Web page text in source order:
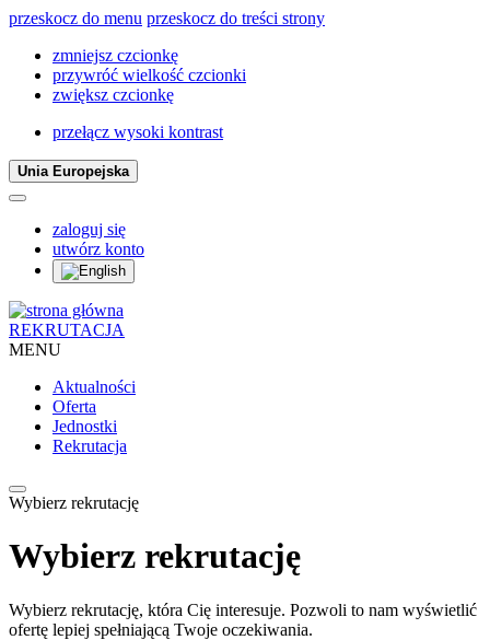
przeskocz do menu przeskocz do treści strony
zmniejsz czcionkę
przywróć wielkość czcionki
zwiększ czcionkę
przełącz wysoki kontrast
Unia Europejska
zaloguj się
utwórz konto
REKRUTACJA
MENU
Aktualności
Oferta
Jednostki
Rekrutacja
Wybierz rekrutację
Wybierz rekrutację
Wybierz rekrutację, która Cię interesuje. Pozwoli to nam wyświetlić
ofertę lepiej spełniającą Twoje oczekiwania.